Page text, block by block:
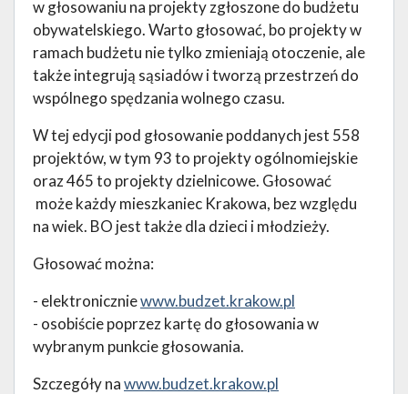
w głosowaniu na projekty zgłoszone do budżetu
obywatelskiego. Warto głosować, bo projekty w
ramach budżetu nie tylko zmieniają otoczenie, ale
także integrują sąsiadów i tworzą przestrzeń do
wspólnego spędzania wolnego czasu.
W tej edycji pod głosowanie poddanych jest 558
projektów, w tym 93 to projekty ogólnomiejskie
oraz 465 to projekty dzielnicowe. Głosować
może każdy mieszkaniec Krakowa, bez względu
na wiek. BO jest także dla dzieci i młodzieży.
Głosować można:
- elektroniczniewww.budzet.krakow.pl
- osobiście poprzez kartę do głosowania w
wybranym punkcie głosowania.
Szczegóły nawww.budzet.krakow.pl